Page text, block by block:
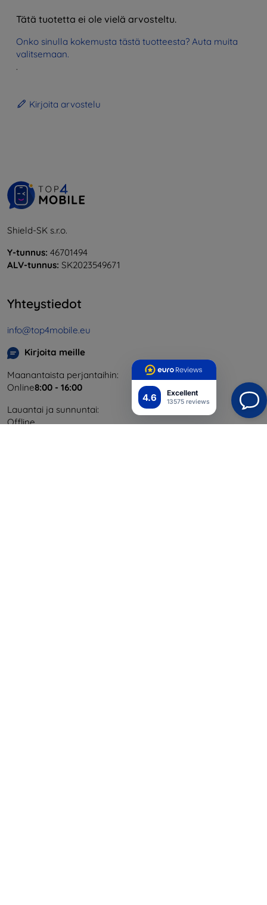
4.6 Excellent
13575 reviews
Tätä tuotetta ei ole vielä arvosteltu.
Onko sinulla kokemusta tästä tuotteesta? Auta muita
valitsemaan.
.
Kirjoita arvostelu
Shield-SK s.r.o.
Y-tunnus: 46701494
ALV-tunnus: SK2023549671
Yhteystiedot
info@top4mobile.eu
Kirjoita meille
Maanantaista perjantaihin:
Online8:00 - 16:00
Lauantai ja sunnuntai:
Offline